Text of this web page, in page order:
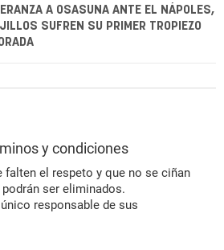
A OSASUNA ANTE EL NÁPOLES,
SUFREN SU PRIMER TROPIEZO
y condiciones
falten el respeto y que no se ciñan
ser eliminados.
responsable de sus